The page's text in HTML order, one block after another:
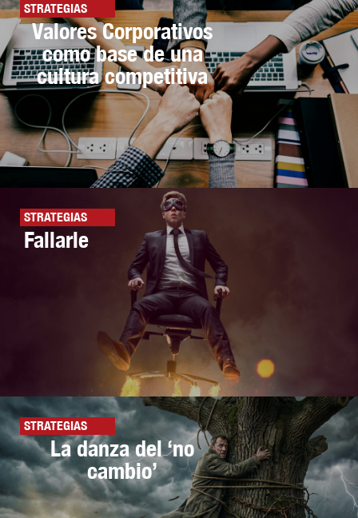
STRATEGIAS
Valores Corporativos
como base de una
cultura competitiva
STRATEGIAS
Fallarle
STRATEGIAS
La danza del ‘no
cambio’